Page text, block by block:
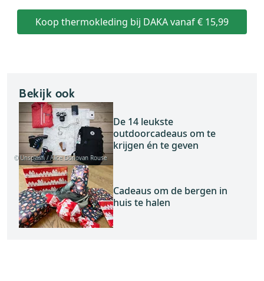
Koop thermokleding bij DAKA vanaf € 15,99
Bekijk ook
© Unsplash / Alice Donovan Rouse
De 14 leukste
outdoorcadeaus om te
krijgen én te geven
Cadeaus om de bergen in
huis te halen